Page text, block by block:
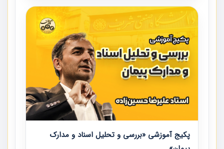
مدارک پیمان به همراه تجربیات عملی ارائه شده است.
پکیج آموزشی «بررسی و تحلیل اسناد و مدارک